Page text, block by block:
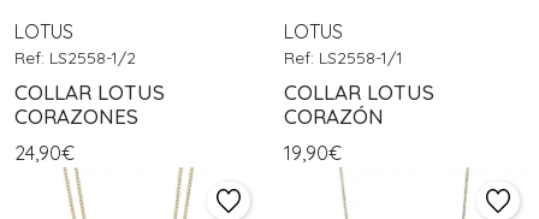
LOTUS
Ref: LS2558-1/2
COLLAR LOTUS
CORAZONES
24,90€
LOTUS
Ref: LS2558-1/1
COLLAR LOTUS
CORAZÓN
19,90€